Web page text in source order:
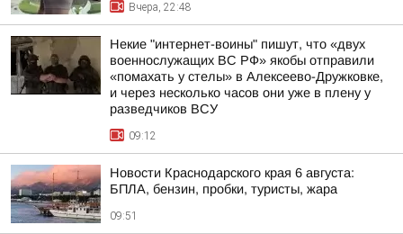
Вчера, 22:48
Некие "интернет-воины" пишут, что «двух
военнослужащих ВС РФ» якобы отправили
«помахать у стелы» в Алексеево-Дружковке,
и через несколько часов они уже в плену у
разведчиков ВСУ
09:12
Новости Краснодарского края 6 августа:
БПЛА, бензин, пробки, туристы, жара
09:51